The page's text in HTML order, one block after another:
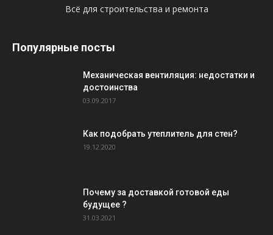
Всё для строительства и ремонта
Популярные посты
Механическая вентиляция: недостатки и
достоинства
03.09.2017
Как подобрать утеплитель для стен?
19.12.2020
Почему за доставкой готовой еды
будущее ?
31.03.2021